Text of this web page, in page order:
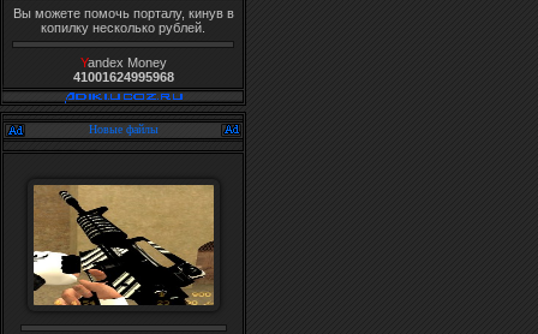
Вы можете помочь порталу, кинув в
копилку несколько рублей.
Yandex Money
41001624995968
Новые файлы